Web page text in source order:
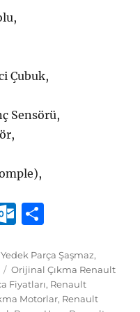
Çubuk,
Sensörü,
O
tl
o
o
a
re
Parça Şaşmaz,
Etiketler
Orijinal Çıkma Renault
Fiyatları, Renault
Motorlar, Renault